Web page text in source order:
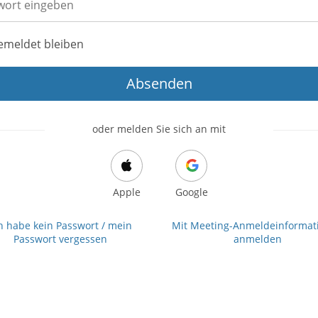
bleiben
Absenden
oder melden Sie sich an mit
Apple Google
habe kein Passwort / mein
Passwort vergessen
Mit Meeting-
anmelden